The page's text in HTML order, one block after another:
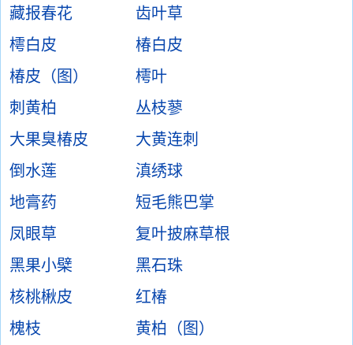
藏报春花
齿叶草
樗白皮
椿白皮
椿皮（图）
樗叶
刺黄柏
丛枝蓼
大果臭椿皮
大黄连刺
倒水莲
滇绣球
地膏药
短毛熊巴掌
凤眼草
复叶披麻草根
黑果小檗
黑石珠
核桃楸皮
红椿
槐枝
黄柏（图）